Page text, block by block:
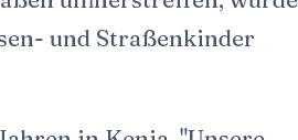
und Straßenkinder